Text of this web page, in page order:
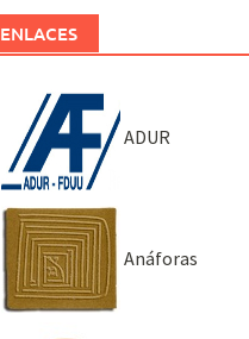
ENLACES
ADUR
Anáforas